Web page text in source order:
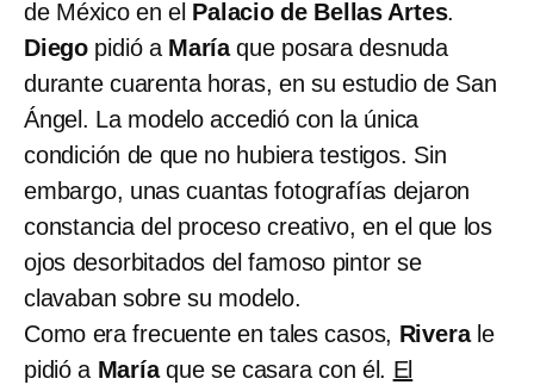
de México en el Palacio de Bellas Artes.
Diego pidió a Maríaque posara desnuda
durante cuarenta horas, en su estudio de San
Ángel. La modelo accedió con la única
condición de que no hubiera testigos. Sin
embargo, unas cuantas fotografías dejaron
constancia del proceso creativo, en el que los
ojos desorbitados del famoso pintor se
clavaban sobre su modelo.
Como era frecuente en tales casos, Riverale
pidió a Maríaque se casara con él. El